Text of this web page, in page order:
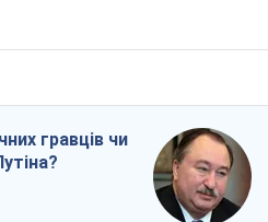
гравців чи